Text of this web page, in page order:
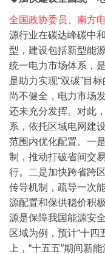
全国政协委员、南方
源行业在碳达峰碳中
型，建设包括新型能
统一电力市场体系，
是助力实现“双碳”目
尚不健全，电力市场
还未充分发挥。 对此
系，依托区域电网建
范围内优化配置。一
制，推动打破省间交
行。二是加快跨省跨
传导机制，疏导一次
源配置和保供稳价积极
源是保障我国能源安
区域为例，预计“十四
上，“十五五”期间新